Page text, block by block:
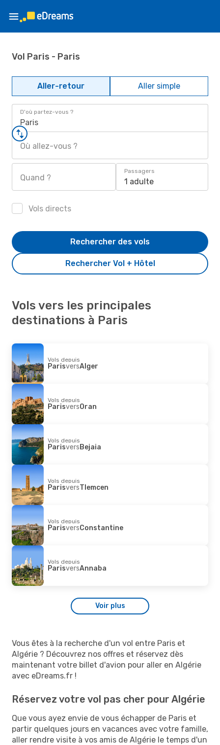
Vol Paris - Paris
Aller-retour Aller simple
D'où partez-vous ?
Paris
Où allez-vous ?
Quand ?
Passagers
1 adulte
Vols directs
Rechercher Vol + Hôtel
Rechercher des vols
Vols vers les principales
destinations à Paris
Vols depuis
ParisversAlger
Vols depuis
ParisversOran
Vols depuis
ParisversBejaia
Vols depuis
ParisversTlemcen
Vols depuis
ParisversConstantine
Vols depuis
ParisversAnnaba
Voir plus
Vous êtes à la recherche d'un vol entre Paris et
Algérie ? Découvrez nos offres et réservez dès
maintenant votre billet d'avion pour aller en Algérie
avec eDreams.fr !
Réservez votre vol pas cher pour Algérie
Que vous ayez envie de vous échapper de Paris et
partir quelques jours en vacances avec votre famille,
aller rendre visite à vos amis de Algérie le temps d'un